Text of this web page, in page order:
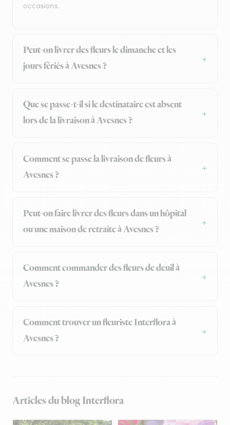
occasions.
Peut-on livrer des fleurs le dimanche et les
jours fériés à Avesnes ?
Que se passe-t-il si le destinataire est absent
lors de la livraison à Avesnes ?
Comment se passe la livraison de fleurs à
Avesnes ?
Peut-on faire livrer des fleurs dans un hôpital
ou une maison de retraite à Avesnes ?
Comment commander des fleurs de deuil à
Avesnes ?
Comment trouver un fleuriste Interflora à
Avesnes ?
Articles du blog Interflora